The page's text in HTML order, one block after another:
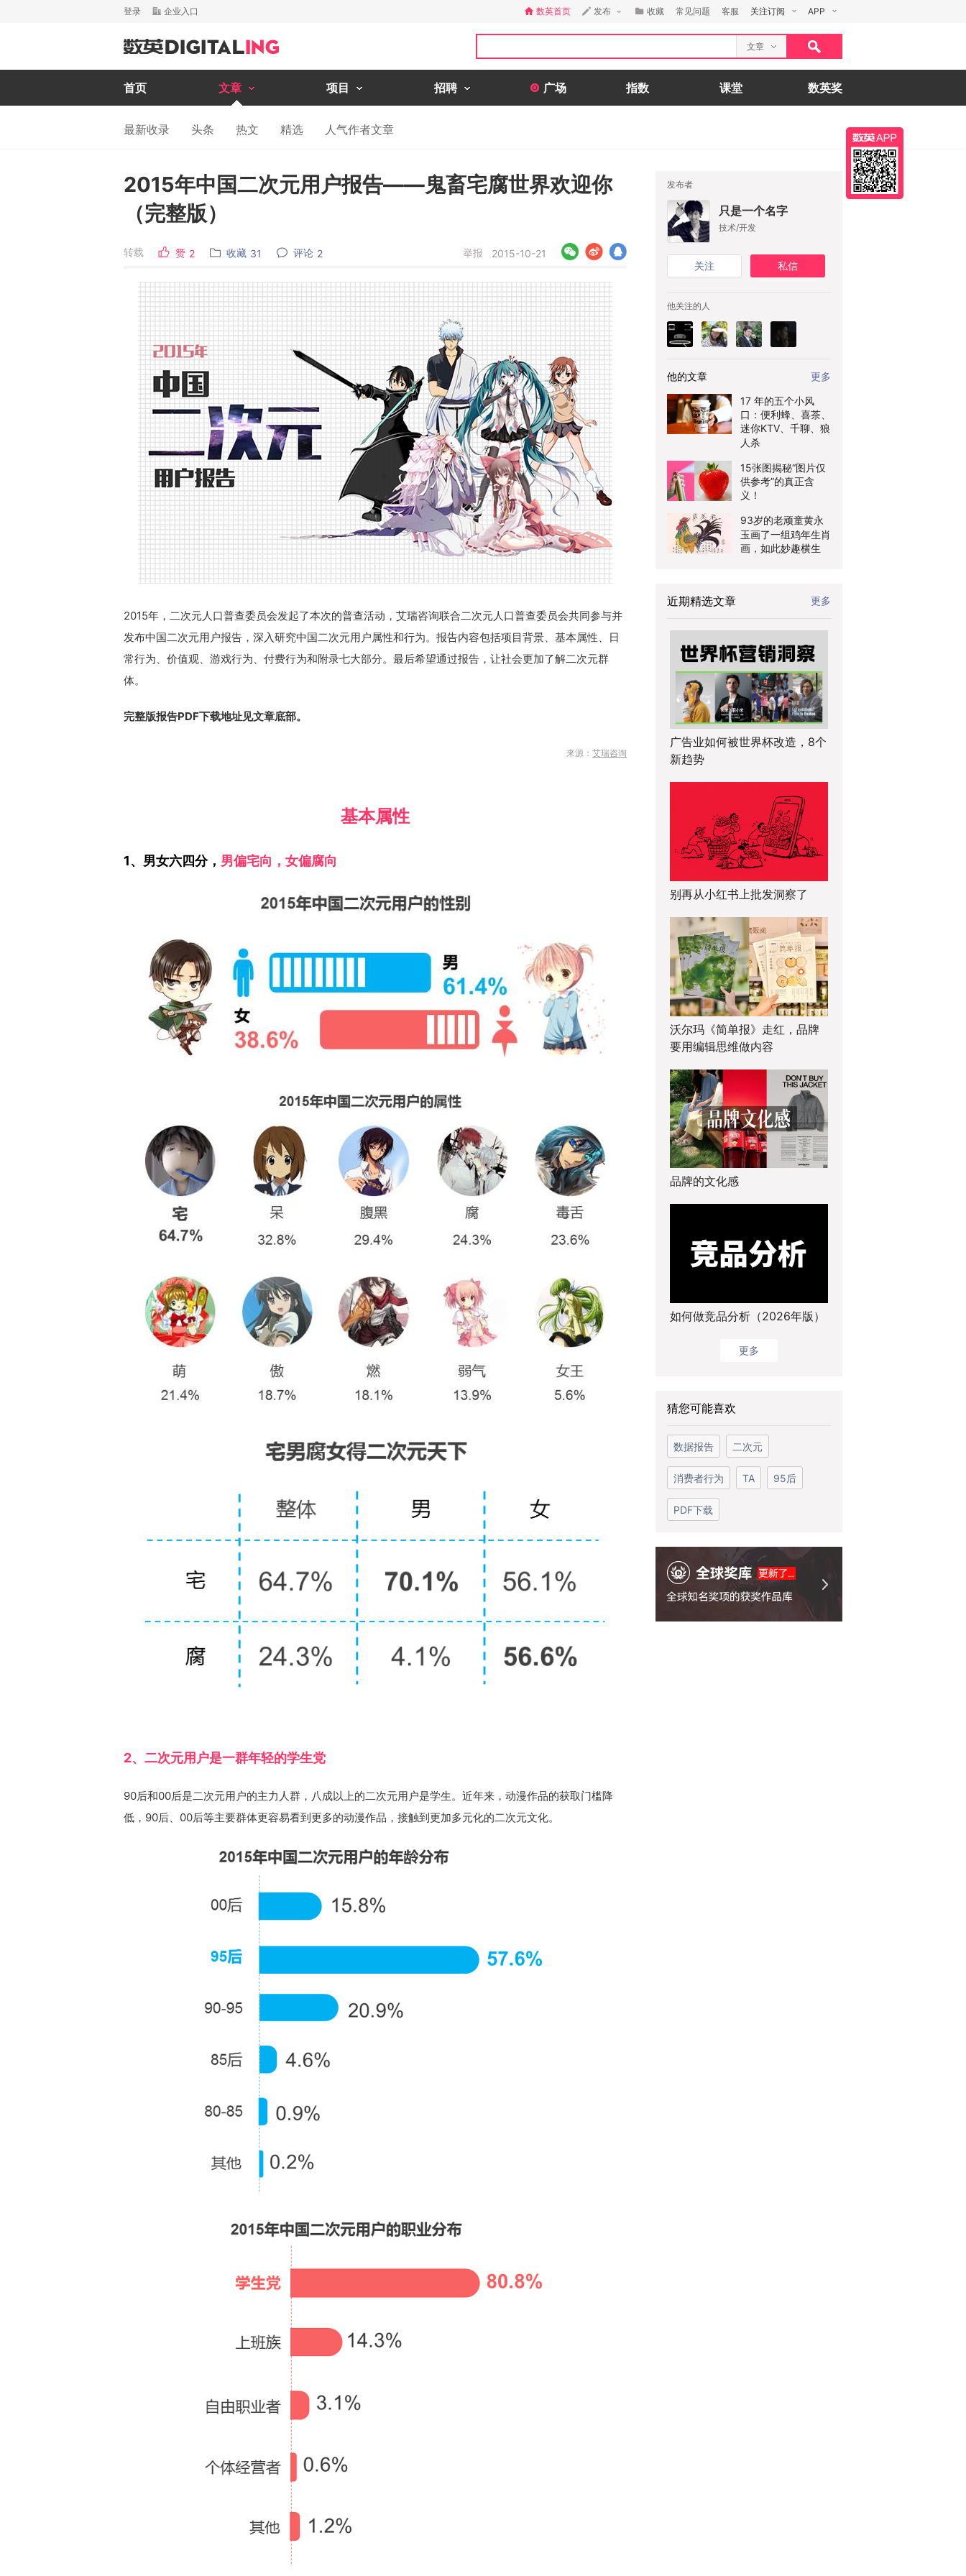
登录 企业入口 数英首页 发布 收藏 常见问题 客服 关注订阅 APP
文章
首页 文章 项目 招聘 广场 指数 课堂 数英奖
最新收录 头条 热文 精选 人气作者文章
2015年中国二次元用户报告——鬼畜宅腐世界欢迎你
（完整版）
转载 赞 2 收藏 31 评论 2 举报 2015-10-21
2015年，二次元人口普查委员会发起了本次的普查活动，艾瑞咨询联合二次元人口普查委员会共同参与并
发布中国二次元用户报告，深入研究中国二次元用户属性和行为。报告内容包括项目背景、基本属性、日
常行为、价值观、游戏行为、付费行为和附录七大部分。最后希望通过报告，让社会更加了解二次元群
体。
完整版报告PDF下载地址见文章底部。
来源： 艾瑞咨询
基本属性
1、男女六四分， 男偏宅向，女偏腐向
2、二次元用户是一群年轻的学生党
90后和00后是二次元用户的主力人群，八成以上的二次元用户是学生。近年来，动漫作品的获取门槛降
低，90后、00后等主要群体更容易看到更多的动漫作品，接触到更加多元化的二次元文化。
发布者
只是一个名字
技术/开发
关注 私信
他关注的人
他的文章 更多
17 年的五个小风
口：便利蜂、喜茶、
迷你KTV、千聊、狼
人杀
15张图揭秘“图片仅
供参考”的真正含
义！
93岁的老顽童黄永
玉画了一组鸡年生肖
画，如此妙趣横生
近期精选文章 更多
广告业如何被世界杯改造，8个
新趋势
别再从小红书上批发洞察了
沃尔玛《简单报》走红，品牌
要用编辑思维做内容
品牌的文化感
如何做竞品分析（2026年版）
更多
猜您可能喜欢
数据报告 二次元
消费者行为 TA 95后
PDF下载